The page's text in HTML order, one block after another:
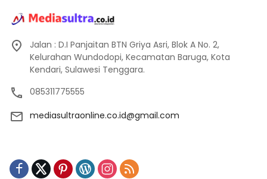
Jalan : D.I Panjaitan BTN Griya Asri, Blok A No. 2,
Kelurahan Wundodopi, Kecamatan Baruga, Kota
Kendari, Sulawesi Tenggara.
085311775555
mediasultraonline.co.id@gmail.com